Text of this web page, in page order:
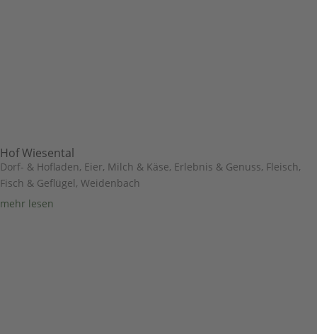
Hof Wiesental
Dorf- & Hofladen, Eier, Milch & Käse, Erlebnis & Genuss, Fleisch,
Fisch & Geflügel, Weidenbach
mehr lesen